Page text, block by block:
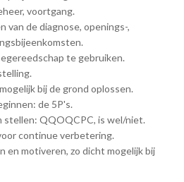
voortgang.
van de diagnose, openings-,
te gebruiken.
bij de grond oplossen.
de 5P's.
stellen: QQOQCPC, is wel/niet.
continue verbetering.
en motiveren, zo dicht mogelijk bij